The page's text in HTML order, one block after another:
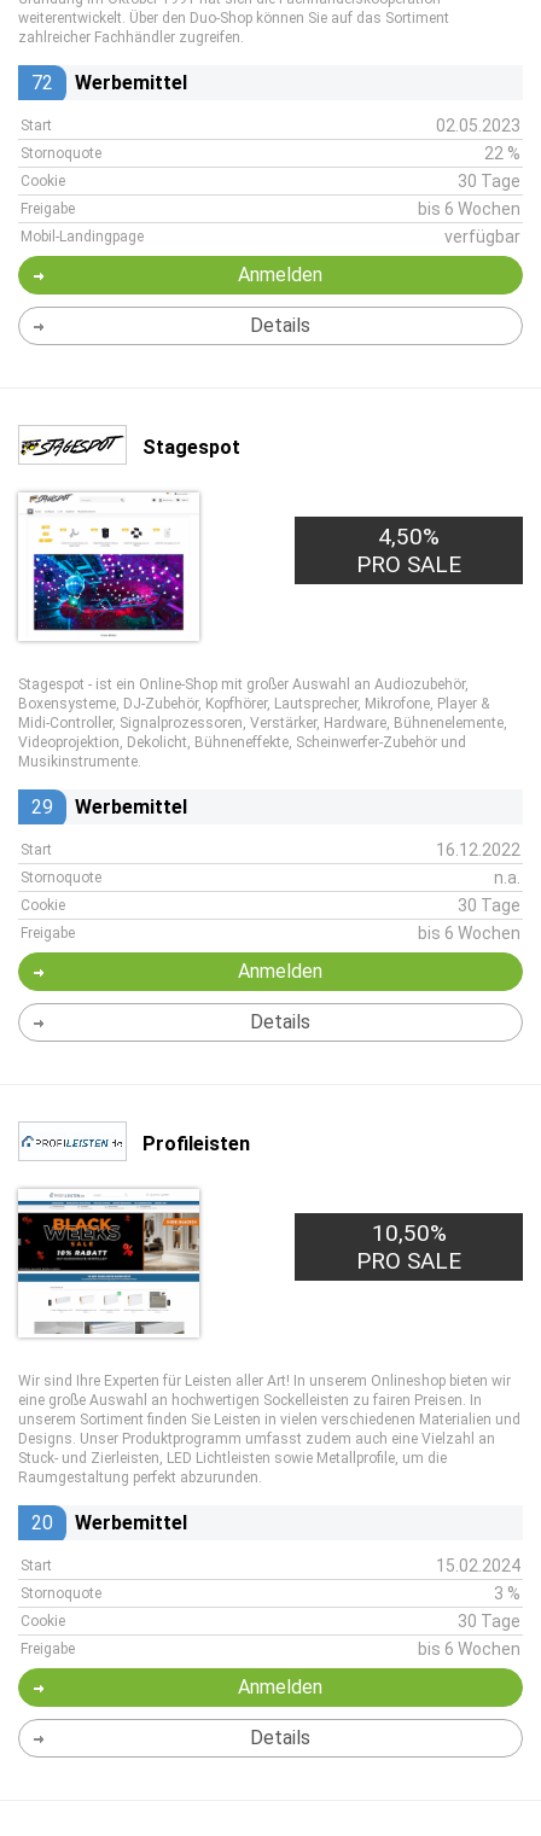
weiterentwickelt. Über den Duo-Shop können Sie auf das Sortiment
zahlreicher Fachhändler zugreifen.
72 Werbemittel
Start 02.05.2023
Stornoquote 22 %
Cookie 30 Tage
Freigabe bis 6 Wochen
Mobil-Landingpage verfügbar
Anmelden
Details
Stagespot
4,50%
PRO SALE
Stagespot - ist ein Online-Shop mit großer Auswahl an Audiozubehör,
Boxensysteme, DJ-Zubehör, Kopfhörer, Lautsprecher, Mikrofone, Player &
Midi-Controller, Signalprozessoren, Verstärker, Hardware, Bühnenelemente,
Videoprojektion, Dekolicht, Bühneneffekte, Scheinwerfer-Zubehör und
Musikinstrumente.
29 Werbemittel
Start 16.12.2022
Stornoquote n.a.
Cookie 30 Tage
Freigabe bis 6 Wochen
Anmelden
Details
Profileisten
10,50%
PRO SALE
Wir sind Ihre Experten für Leisten aller Art! In unserem Onlineshop bieten wir
eine große Auswahl an hochwertigen Sockelleisten zu fairen Preisen. In
unserem Sortiment finden Sie Leisten in vielen verschiedenen Materialien und
Designs. Unser Produktprogramm umfasst zudem auch eine Vielzahl an
Stuck- und Zierleisten, LED Lichtleisten sowie Metallprofile, um die
Raumgestaltung perfekt abzurunden.
20 Werbemittel
Start 15.02.2024
Stornoquote 3 %
Cookie 30 Tage
Freigabe bis 6 Wochen
Anmelden
Details